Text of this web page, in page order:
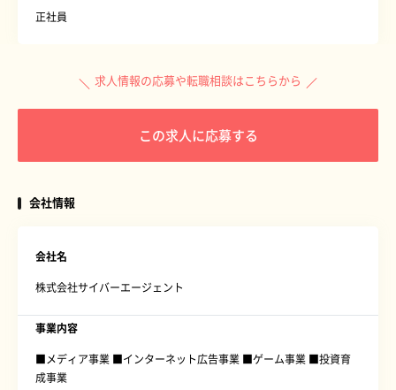
正社員
求人情報の応募や転職相談はこちらから
この求人に応募する
会社情報
会社名
株式会社サイバーエージェント
事業内容
■メディア事業 ■インターネット広告事業 ■ゲーム事業 ■投資育
成事業